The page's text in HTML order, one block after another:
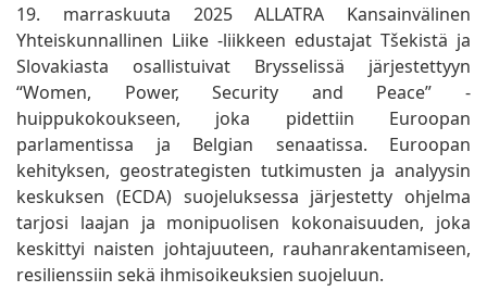
19. marraskuuta 2025 ALLATRA Kansainvälinen
Yhteiskunnallinen Liike -liikkeen edustajat Tšekistä ja
Slovakiasta osallistuivat Brysselissä järjestettyyn
“Women, Power, Security and Peace” -
huippukokoukseen, joka pidettiin Euroopan
parlamentissa ja Belgian senaatissa. Euroopan
kehityksen, geostrategisten tutkimusten ja analyysin
keskuksen (ECDA) suojeluksessa järjestetty ohjelma
tarjosi laajan ja monipuolisen kokonaisuuden, joka
keskittyi naisten johtajuuteen, rauhanrakentamiseen,
resilienssiin sekä ihmisoikeuksien suojeluun.